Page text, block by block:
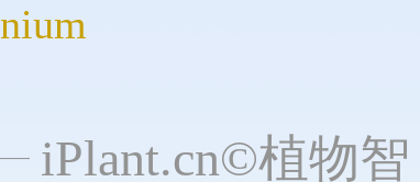
iPlant.cn©植物智